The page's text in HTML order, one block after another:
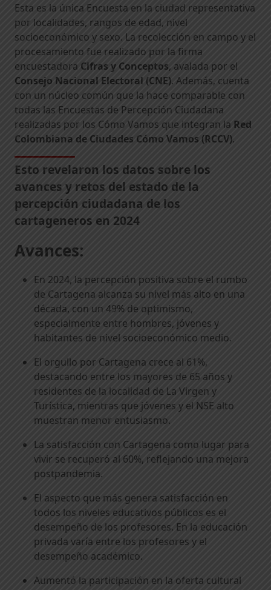
Esta es la única Encuesta en la ciudad representativa
por localidades, rangos de edad, nivel
socioeconómico y sexo. La recolección en campo y el
procesamiento fue realizado por la firma
encuestadora Cifras y Conceptos, avalada por el
Consejo Nacional Electoral (CNE). Además, cuenta
con un núcleo común que la hace comparable con
todas las Encuestas de Percepción Ciudadana
realizadas por los Cómo Vamos que integran la Red
Colombiana de Ciudades Cómo Vamos (RCCV).
Esto revelaron los datos sobre los
avances y retos del estado de la
percepción ciudadana de los
cartageneros en 2024
Avances:
En 2024, la percepción positiva sobre el rumbo
de Cartagena alcanza su nivel más alto en una
década, con un 49% de optimismo,
especialmente entre hombres, jóvenes y
habitantes de nivel socioeconómico medio.
El orgullo por Cartagena crece al 61%,
destacando entre los mayores de 65 años y
residentes de la localidad de La Virgen y
Turística, mientras que jóvenes y el NSE alto
muestran menor entusiasmo.
La satisfacción con Cartagena como lugar para
vivir se recuperó al 60%, reflejando una mejora
postpandemia.
El aspecto que más genera satisfacción en
todos los niveles educativos públicos es el
desempeño de los profesores. En la educación
privada varía entre los profesores y el
desempeño académico.
Aumentó la participación en la oferta cultural